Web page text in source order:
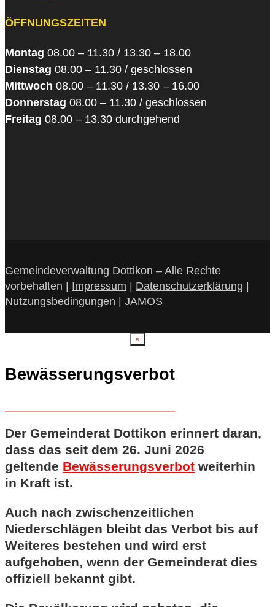
ÖFFNUNGSZEITEN
Montag 08.00 – 11.30 / 13.30 – 18.00
Dienstag 08.00 – 11.30 / geschlossen
Mittwoch 08.00 – 11.30 / 13.30 – 16.00
Donnerstag 08.00 – 11.30 / geschlossen
Freitag 08.00 – 13.30 durchgehend
Gemeindeverwaltung Dottikon – Alle Rechte
vorbehalten | Impressum | Datenschutzerklärung |
Nutzungsbedingungen | JAMOS
×
Bewässerungsverbot
Der Gemeinderat Dottikon erinnert daran,
dass das seit dem 26. Juni 2026
geltende Bewässerungsverbot weiterhin
in Kraft ist.
Auch nach zwischenzeitlichen
Niederschlägen bleibt das Verbot bis auf
Weiteres bestehen und wird erst
aufgehoben, wenn der Gemeinderat dies
offiziell bekannt gibt.